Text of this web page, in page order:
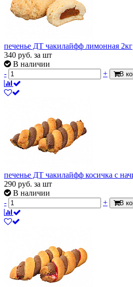
печенье ДТ чакилайфф лимонная 2кг
340 руб. за шт
В наличии
-
+ В
печенье ДТ чакилайфф косичка с
290 руб. за шт
В наличии
-
+ В